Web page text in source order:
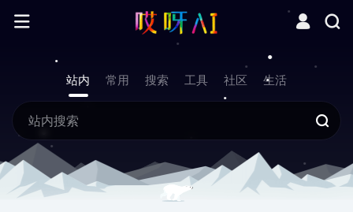
站内 常用 搜索 工具 社区 生活